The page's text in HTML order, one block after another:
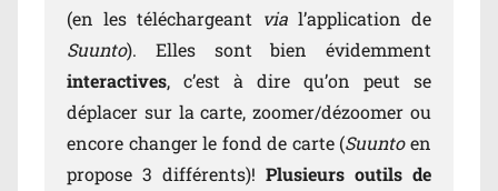
(en les téléchargeant via l’application de
Suunto). Elles sont bien évidemment
interactives, c’est à dire qu’on peut se
déplacer sur la carte, zoomer/dézoomer ou
encore changer le fond de carte (Suuntoen
propose 3 différents)! Plusieurs outils de